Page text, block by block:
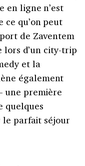
en ligne n’est
ce qu’on peut
de Zaventem
lors d’un city-trip
et la
également
une première
quelques
le parfait séjour